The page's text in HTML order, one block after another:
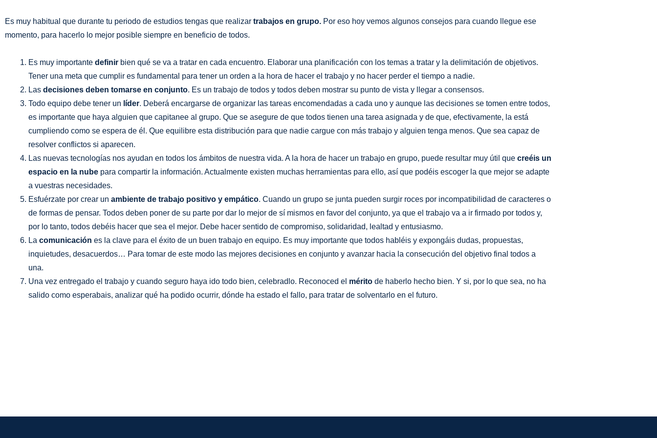
o g
m
k
Es muy habitual que durante tu periodo de estudios tengas que realizar trabajos en grupo. Por eso hoy vemos algunos consejos para cuando llegue ese
momento, para hacerlo lo mejor posible siempre en beneficio de todos.
Es muy importante definir bien qué se va a tratar en cada encuentro. Elaborar una planificación con los temas a tratar y la delimitación de objetivos.
Tener una meta que cumplir es fundamental para tener un orden a la hora de hacer el trabajo y no hacer perder el tiempo a nadie.
Las decisiones deben tomarse en conjunto. Es un trabajo de todos y todos deben mostrar su punto de vista y llegar a consensos.
Todo equipo debe tener un líder. Deberá encargarse de organizar las tareas encomendadas a cada uno y aunque las decisiones se tomen entre todos,
es importante que haya alguien que capitanee al grupo. Que se asegure de que todos tienen una tarea asignada y de que, efectivamente, la está
cumpliendo como se espera de él. Que equilibre esta distribución para que nadie cargue con más trabajo y alguien tenga menos. Que sea capaz de
resolver conflictos si aparecen.
Las nuevas tecnologías nos ayudan en todos los ámbitos de nuestra vida. A la hora de hacer un trabajo en grupo, puede resultar muy útil que creéis un
espacio en la nube para compartir la información. Actualmente existen muchas herramientas para ello, así que podéis escoger la que mejor se adapte
a vuestras necesidades.
Esfuérzate por crear un ambiente de trabajo positivo y empático. Cuando un grupo se junta pueden surgir roces por incompatibilidad de caracteres o
de formas de pensar. Todos deben poner de su parte por dar lo mejor de sí mismos en favor del conjunto, ya que el trabajo va a ir firmado por todos y,
por lo tanto, todos debéis hacer que sea el mejor. Debe hacer sentido de compromiso, solidaridad, lealtad y entusiasmo.
La comunicación es la clave para el éxito de un buen trabajo en equipo. Es muy importante que todos habléis y expongáis dudas, propuestas,
inquietudes, desacuerdos… Para tomar de este modo las mejores decisiones en conjunto y avanzar hacia la consecución del objetivo final todos a
una.
Una vez entregado el trabajo y cuando seguro haya ido todo bien, celebradlo. Reconoced el mérito de haberlo hecho bien. Y si, por lo que sea, no ha
salido como esperabais, analizar qué ha podido ocurrir, dónde ha estado el fallo, para tratar de solventarlo en el futuro.